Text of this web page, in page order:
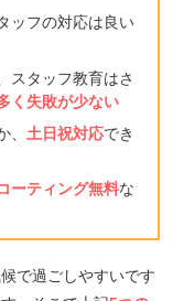
フの対応は良い
タッフ教育はさ
く失敗が少ない
土日祝対応でき
ーティング無料な
で過ごしやすいです